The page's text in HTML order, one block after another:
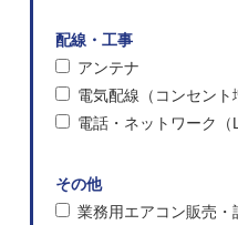
配線・工事
アンテナ
電気配線（コンセント
電話・ネットワーク（
その他
業務用エアコン販売・